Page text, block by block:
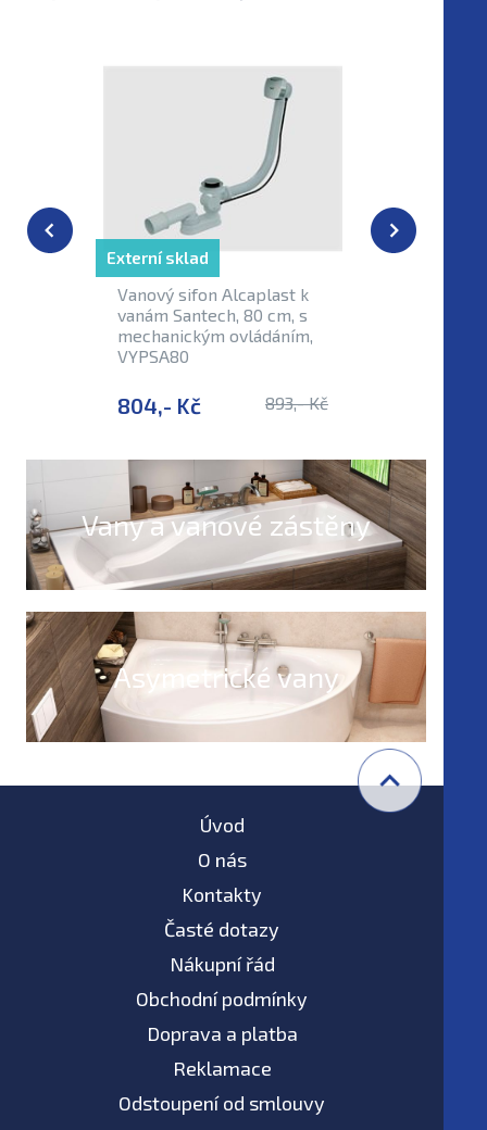
Vanový sifon Alcaplast k
vanám Santech, 80 cm, s
mechanickým ovládáním,
VYPSA80
804,- Kč 893,- Kč
Externí sklad Externí
Vany a vanové zástěny
Asymetrické vany
Úvod
O nás
Kontakty
Časté dotazy
Nákupní řád
Obchodní podmínky
Doprava a platba
Reklamace
Odstoupení od smlouvy